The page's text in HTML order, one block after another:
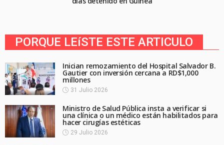
PORQUE LEíSTE ESTE ARTICULO
Inician remozamiento del Hospital Salvador B.
Gautier con inversión cercana a RD$1,000
millones
31 Julio 2026
Ministro de Salud Pública insta a verificar si
una clínica o un médico están habilitados para
hacer cirugías estéticas
29 Julio 2026